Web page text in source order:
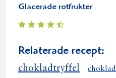
Glacerade rotfrukter
Relaterade recept:
chokladtryffel choklad